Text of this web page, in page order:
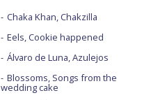
Chaka Khan, Chakzilla
Eels, Cookie happened
Álvaro de Luna, Azulejos
Blossoms, Songs from the
wedding cake